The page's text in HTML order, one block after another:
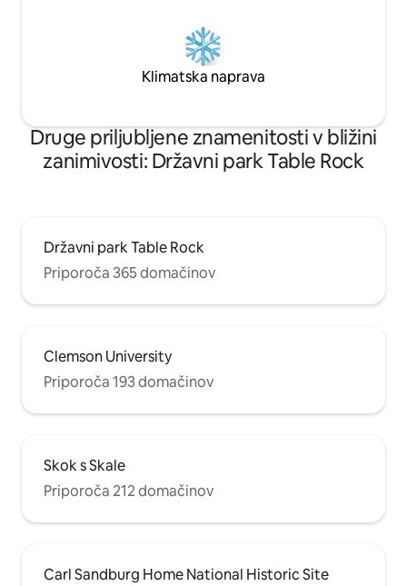
Klimatska naprava
Druge priljubljene znamenitosti v bližini
zanimivosti: Državni park Table Rock
Državni park Table Rock
Priporoča 365 domačinov
Clemson University
Priporoča 193 domačinov
Skok s Skale
Priporoča 212 domačinov
Carl Sandburg Home National Historic Site